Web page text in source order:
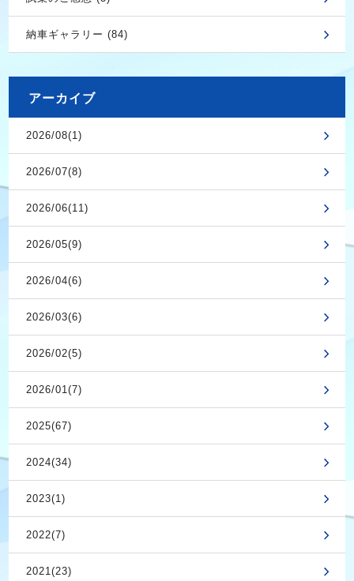
納車ギャラリー (84)
アーカイブ
2026/08(1)
2026/07(8)
2026/06(11)
2026/05(9)
2026/04(6)
2026/03(6)
2026/02(5)
2026/01(7)
2025(67)
2024(34)
2023(1)
2022(7)
2021(23)